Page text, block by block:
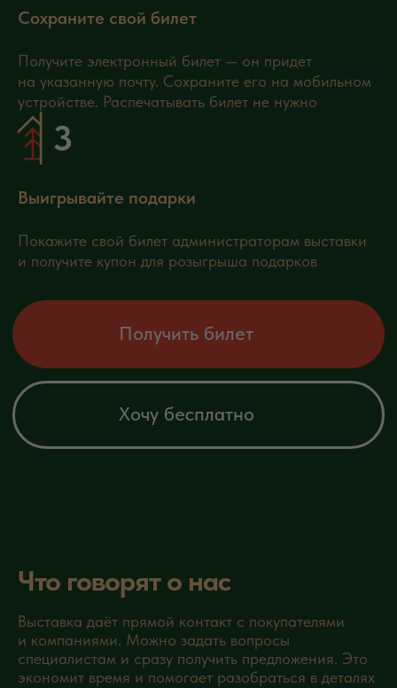
Сохраните свой билет
Получите электронный билет — он придет
на указанную почту. Сохраните его на мобильном
устройстве. Распечатывать билет не нужно
Выигрывайте подарки
Покажите свой билет администраторам выставки
и получите купон для розыгрыша подарков
Что говорят о нас
Выставка даёт прямой контакт с покупателями
и компаниями. Можно задать вопросы
специалистам и сразу получить предложения. Это
экономит время и помогает разобраться в деталях